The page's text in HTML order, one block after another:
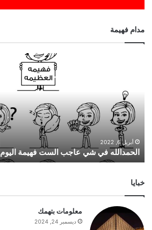
مدام فهيمة
ي
ي
ع
ب
أبريل 6, 2022
الحمدالله في شي عاجب الست فهيمة اليوم
خبايا
معلومات بتهمك
ديسمبر 24, 2024